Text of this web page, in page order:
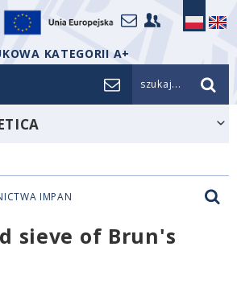
KATEGORII A+
szukaj...
IMPAN
sieve of Brun's